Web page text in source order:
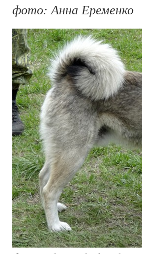
фото: Анна Еременко